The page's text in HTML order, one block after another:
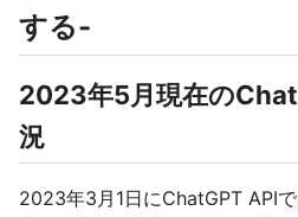
する-
2023年5月現在の
況
2023年3月1日にChatGPT API